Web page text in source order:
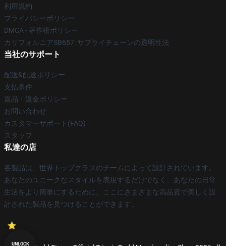
利用規約
プライバシーポリシー
DMCA - 著作権ポリシー
カリフォルニアSB657: サプライチェーンの透明性法
当社のサポート
配送&配送ポリシー
支払条件
返品・返金ポリシー
お問い合わせ
カスタマーサポート(FAQ)
スタッフ
私達の店
各製品は、世界トップクラスのチームによって設計されています。
あなたのユニークなスタイルを表現するだけでなく、あなたの日常
生活をより簡単にするために、ここにさまざまな高品質で美しく設
計された製品を見つけることができます。
UNLOCK